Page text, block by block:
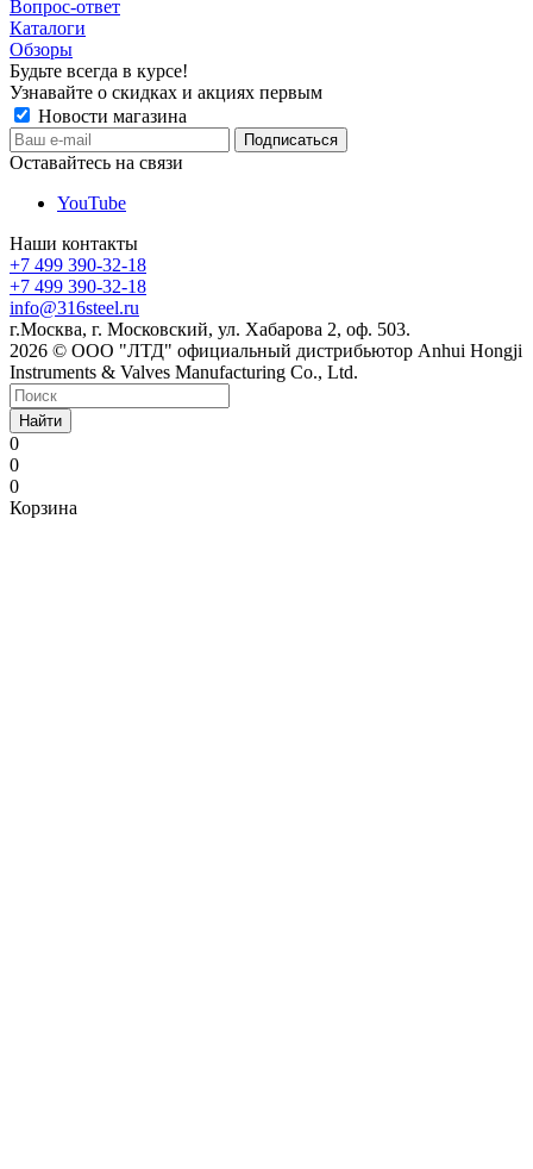
Вопрос-ответ
Каталоги
Обзоры
Будьте всегда в курсе!
Узнавайте о скидках и акциях первым
Новости магазина
Оставайтесь на связи
YouTube
Наши контакты
+7 499 390-32-18
+7 499 390-32-18
info@316steel.ru
г.Москва, г. Московский, ул. Хабарова 2, оф. 503.
2026 © ООО "ЛТД" официальный дистрибьютор Anhui Hongji
Instruments & Valves Manufacturing Co., Ltd.
Найти
0
0
0
Корзина